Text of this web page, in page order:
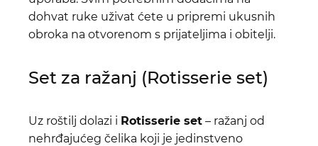
dohvat ruke uživat ćete u pripremi ukusnih
obroka na otvorenom s prijateljima i obitelji.
Set za ražanj (Rotisserie set)
Uz roštilj dolazi i Rotisserie set – ražanj od
nehrđajućeg čelika koji je jedinstveno